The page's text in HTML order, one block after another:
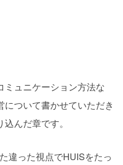
ミュニケーション方法な
ついて書かせていただき
んだ章です。
違った視点でHUISをたっ